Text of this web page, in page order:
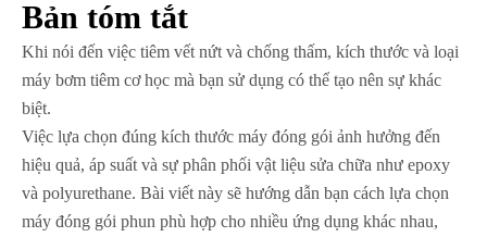
Bản tóm tắt
Khi nói đến việc tiêm vết nứt và chống thấm, kích thước và loại
máy bơm tiêm cơ học mà bạn sử dụng có thể tạo nên sự khác
biệt.
Việc lựa chọn đúng kích thước máy đóng gói ảnh hưởng đến
hiệu quả, áp suất và sự phân phối vật liệu sửa chữa như epoxy
và polyurethane. Bài viết này sẽ hướng dẫn bạn cách lựa chọn
máy đóng gói phun phù hợp cho nhiều ứng dụng khác nhau,